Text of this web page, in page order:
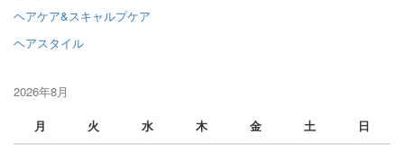
ヘアケア&スキャルプケア
ヘアスタイル
2026年8月
月
火 水 木 金 土 日